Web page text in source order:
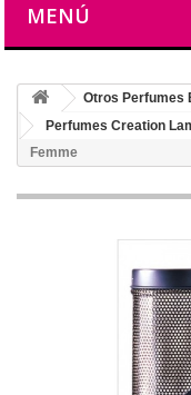
MENÚ
Otros Perfumes
Perfumes Creation
Femme